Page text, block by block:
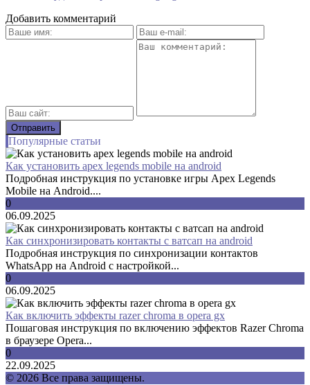
Добавить комментарий
Популярные статьи
Как установить apex legends mobile на android
Подробная инструкция по установке игры Apex Legends
Mobile на Android....
0
06.09.2025
Как синхронизировать контакты с ватсап на android
Подробная инструкция по синхронизации контактов
WhatsApp на Android с настройкой...
0
06.09.2025
Как включить эффекты razer chroma в opera gx
Пошаговая инструкция по включению эффектов Razer Chroma
в браузере Opera...
0
22.09.2025
© 2026 Все права защищены.